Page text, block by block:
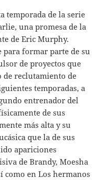
temporada de la serie
una promesa de la
de Eric Murphy.
para formar parte de su
de proyectos que
de reclutamiento de
temporadas, a
entrenador del
de sus
más alta y su
que la de sus
apariciones
de Brandy, Moesha
como en Los hermanos